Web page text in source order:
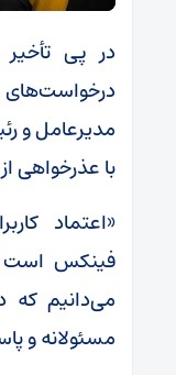
در پی
درخواست‌های
مدیرعامل و
با عذرخواهی
«اعتماد
فینکس است
می‌دانیم که
مسئولانه و